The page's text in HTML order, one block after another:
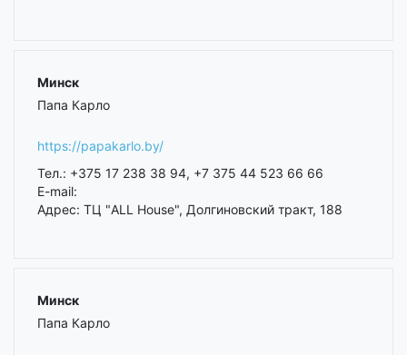
Минск
Папа Карло
https://papakarlo.by/
Тел.: +375 17 238 38 94, +7 375 44 523 66 66
E-mail:
Адрес: ТЦ "ALL House", Долгиновский тракт, 188
Минск
Папа Карло